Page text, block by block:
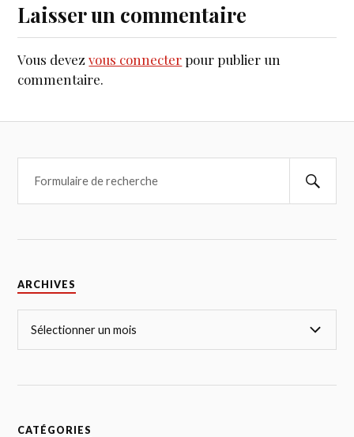
Laisser un commentaire
Vous devezvous connecterpour publier un
commentaire.
ARCHIVES
CATÉGORIES